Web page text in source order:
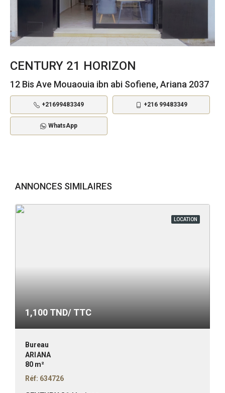
CENTURY 21 HORIZON
12 Bis Ave Mouaouia ibn abi Sofiene, Ariana 2037
+21699483349 +216 99483349
WhatsApp
ANNONCES SIMILAIRES
LOCATION
1,100 TND/ TTC
Bureau
ARIANA
80 m²
Réf: 634726